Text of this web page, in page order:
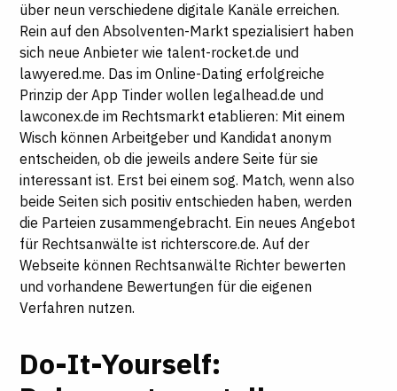
über neun verschiedene digitale Kanäle erreichen.
Rein auf den Absolventen-Markt spezialisiert haben
sich neue Anbieter wie talent-rocket.de und
lawyered.me. Das im Online-Dating erfolgreiche
Prinzip der App Tinder wollen legalhead.de und
lawconex.de im Rechtsmarkt etablieren: Mit einem
Wisch können Arbeitgeber und Kandidat anonym
entscheiden, ob die jeweils andere Seite für sie
interessant ist. Erst bei einem sog. Match, wenn also
beide Seiten sich positiv entschieden haben, werden
die Parteien zusammengebracht. Ein neues Angebot
für Rechtsanwälte ist richterscore.de. Auf der
Webseite können Rechtsanwälte Richter bewerten
und vorhandene Bewertungen für die eigenen
Verfahren nutzen.
Do-It-Yourself: